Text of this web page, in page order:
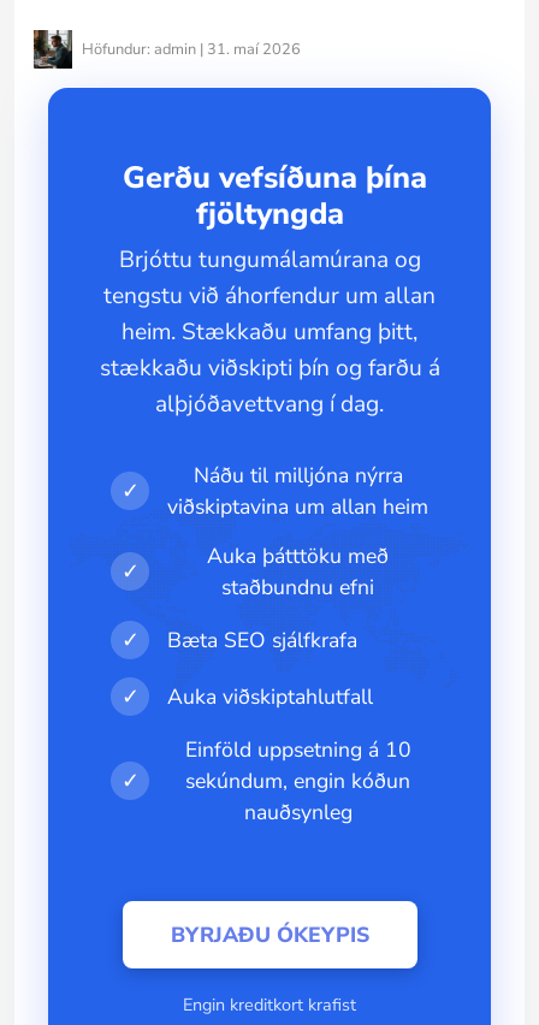
Höfundur: admin | 31. maí 2026
Gerðu vefsíðuna þína
fjöltyngda
Brjóttu tungumálamúrana og
tengstu við áhorfendur um allan
heim. Stækkaðu umfang þitt,
stækkaðu viðskipti þín og farðu á
alþjóðavettvang í dag.
✓
Náðu til milljóna nýrra
viðskiptavina um allan heim
✓
Auka þátttöku með
staðbundnu efni
✓
Bæta SEO sjálfkrafa
✓
Auka viðskiptahlutfall
✓
Einföld uppsetning á 10
sekúndum, engin kóðun
nauðsynleg
BYRJAÐU ÓKEYPIS
Engin kreditkort krafist